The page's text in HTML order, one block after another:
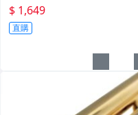
$ 1,649
直購